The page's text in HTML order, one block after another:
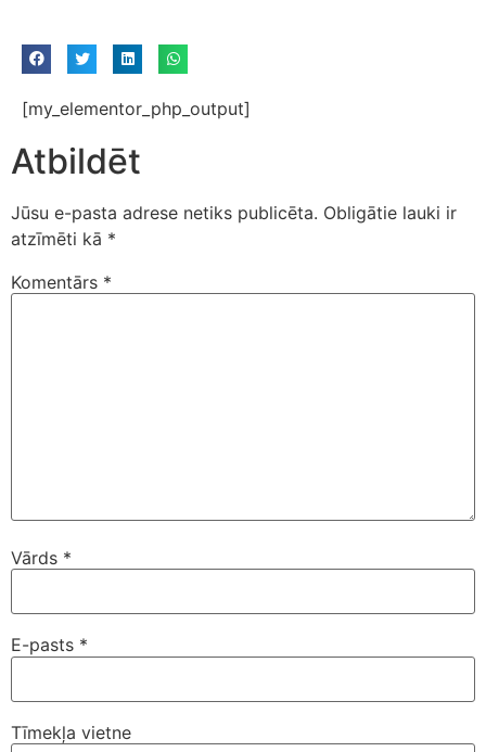
[my_elementor_php_output]
Atbildēt
Jūsu e-pasta adrese netiks publicēta. Obligātie lauki ir
atzīmēti kā *
Komentārs *
Vārds *
E-pasts *
Tīmekļa vietne